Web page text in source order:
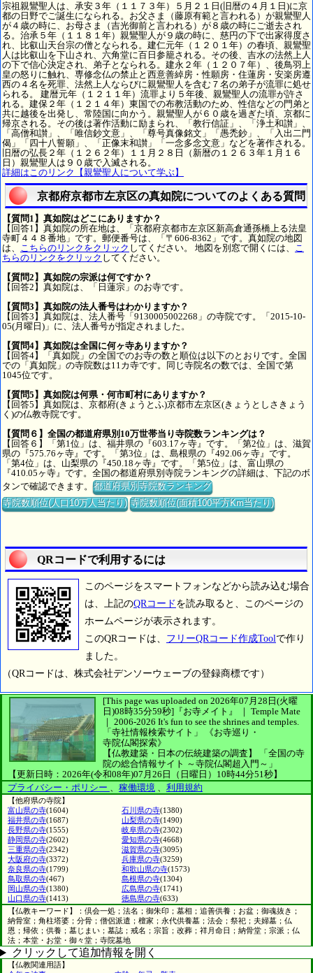
宗祖親鸞聖人は、承安３年（１１７３年）５月２１日(旧暦の４月１日)に京
都の日野でご誕生になられる。お父さま（藤原有範と言われる）が親鸞聖人
が４歳の時に、お母さま（吉光御前と言われる）が８歳の時にご逝去され
る。治承５年（１１８１年）親鸞聖人が９歳の時に、慈円の下で出家得度さ
れ、比叡山天台宗の僧となられる。建仁元年（１２０１年）の春頃、親鸞聖
人は比叡山を下山され、六角堂に百日参籠される。その後、吉水の法然上人
の下で信心決定され、弟子となられる。建永２年（１２０７年）、後鳥羽上
皇の怒りに触れ、専修念仏の禁止と西意善綽房・性願房・住蓮房・安楽房遵
西の４名を死罪、法然上人ならびに親鸞聖人を含む７名の弟子が流罪に処せ
られる。 建暦元年（１２１１年）流罪より５年後、親鸞聖人の流罪が許さ
れる。建保２年（１２１４年）東国での布教活動のため、性信などの門弟と
共に越後を出発し、常陸国に向かう。親鸞聖人が６０歳を過ぎた頃、京都に
帰京される。その後は著作活動に励まられ、「教行信証」、「浄土和讃」、
「高僧和讃」、「唯信鈔文意」、「尊号真像銘文」「愚禿鈔」、「入出二門
偈」「四十八誓願」、「正像末和讃」「一念多念文意」などを著作される。
旧暦の弘長２年（１２６２年）１１月２８日（新暦の１２６３年１月１６
日）親鸞聖人は９０歳で入滅される。
詳細はこのリンク【親鸞聖人について学ぶ】
京都府京都市左京区の真如院についてのよくある質問
【質問1】真如院はどこにありますか？
【回答1】真如院の所在地は、「京都府京都市左京区新高倉通孫橋上る法皇
寺町４４８番地」です。郵便番号は、「〒606-8362」です。真如院の地図
は、 こちらのリンクをクリック してください。 地図を別窓で開くには、 こ
ちらのリンクをクリック してください。
【質問2】真如院の宗派は何ですか？
【回答2】真如院は、「日蓮宗」のお寺です。
【質問3】真如院の法人番号はわかりますか？
【回答3】真如院は、法人番号「9130005002268」の寺院です。「2015-10-
05(月曜日)」に、法人番号が指定されました。
【質問4】真如院は全国に何ヶ寺ありますか？
【回答4】「真如院」の全国でのお寺の数と順位は以下のとおりです。全国
での「真如院」の寺院数は11カ寺です。同じ寺院名の数では、全国で第
1045位です。
【質問5】真如院は何県・何市町村にありますか？
【回答5】真如院は、京都府(きょうとふ)京都市左京区(きょうとしさきょう
く)の仏教寺院です。
【質問６】全国の都道府県別10万世帯当り寺院数ランキングは？
【回答６】「第1位」は、福井県の『603.17ヶ寺』です。「第2位」は、滋賀
県の『575.76ヶ寺』です。「第3位」は、島根県の『492.06ヶ寺』です。
「第4位」は、山梨県の『450.18ヶ寺』です。「第5位」は、富山県の
『410.05ヶ寺』です。全国の都道府県別寺院ランキングの詳細は、下記のボ
タンで確認できます。都道府県別寺院数ランキング
寺院数順位(人口10万人当たり) 寺院数順位(面積100平方Km当たり)
QRコードで利用するには
このページをスマートフォンなどから読み込む場合
は、上記のQRコード を読み取ると、このページの
ホームページが表示されます。
このQRコードは、 フリーQRコード作成Toolで作り
ました。
（QRコードは、株式会社デンソーウェーブの登録商標です）
[This page was uploaded on 2026年07月28日(火曜
日)08時35分59秒] 『お寺メイト』 ｜ Temple Mate
｜ 2006-2026 It's fun to see the shrines and temples.
「寺社情報検索サイト」
《お寺巡り・
寺院仏閣探索》
【仏教建築・日本の伝統建築の調査】
「全国の寺
院の総合情報サイト ～寺院仏閣超入門～」
【更新日時：2026年(令和08年)07月26日（日曜日）10時44分51秒】
プライバシー・ポリシー 、 稼働環境 、 利用規約
【他府県の寺院】
富山県の寺(1604) 石川県の寺(1380)
福井県の寺(1687) 山梨県の寺(1490)
長野県の寺(1555) 岐阜県の寺(2302)
静岡県の寺(2602) 愛知県の寺(4668)
三重県の寺(2342) 滋賀県の寺(3095)
大阪府の寺(3372) 兵庫県の寺(3259)
奈良県の寺(1799) 和歌山県の寺(1573)
鳥取県の寺(467) 島根県の寺(1304)
岡山県の寺(1380) 広島県の寺(1741)
山口県の寺(1413) 徳島県の寺(633)
【仏教キーワード】：倶会一処；法名；御朱印；墓相；追善供養；お盆；御魂抜き；
納骨室；角柱塔婆；分骨；僧侶派遣；檀家；永代供養墓；法会；祭祀；夫婦墓；仏
恩；帰依；供養；墓じまい；墓誌；戒名；宗旨；改葬；祥月命日；納骨堂；宗派；仏
法；本堂・お堂・御々堂；寺院墓地
クリックして追加情報を開く
【仏教関連用語】